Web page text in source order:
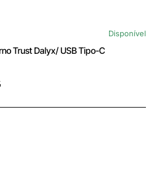
Disponível
Trust Dalyx/ USB Tipo-C